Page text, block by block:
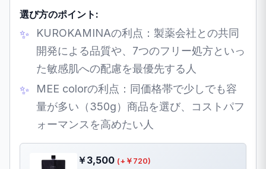
選び方のポイント:
KUROKAMINAの利点：製薬会社との共同
開発による品質や、7つのフリー処方といっ
た敏感肌への配慮を最優先する人
MEE colorの利点：同価格帯で少しでも容
量が多い（350g）商品を選び、コストパフ
ォーマンスを高めたい人
￥3,500 (+￥720)